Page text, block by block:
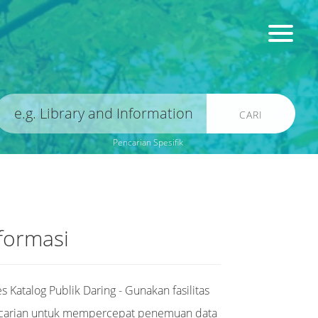
CARI
Pencarian Spesifik
Katalog Publik Daring - Gunakan fasilitas
untuk mempercepat penemuan data